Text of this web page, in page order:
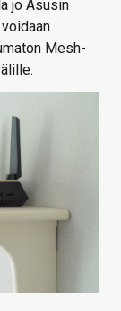
jo Asusin
Mesh-